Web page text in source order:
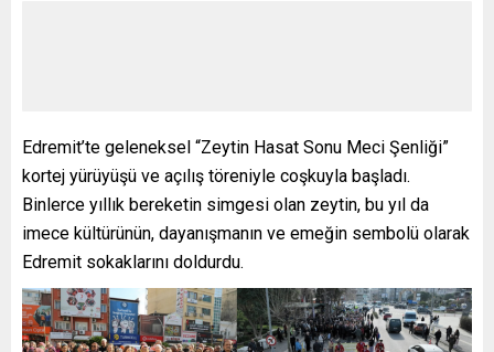
Edremit’te geleneksel “Zeytin Hasat Sonu Meci Şenliği”
kortej yürüyüşü ve açılış töreniyle coşkuyla başladı.
Binlerce yıllık bereketin simgesi olan zeytin, bu yıl da
imece kültürünün, dayanışmanın ve emeğin sembolü olarak
Edremit sokaklarını doldurdu.